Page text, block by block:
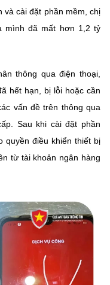
và cài đặt phần mềm, chị
mình đã mất hơn 1,2 tỷ
thông qua điện thoại,
hết hạn, bị lỗi hoặc cần
vấn đề trên thông qua
Sau khi cài đặt phần
quyền điều khiển thiết bị
từ tài khoản ngân hàng